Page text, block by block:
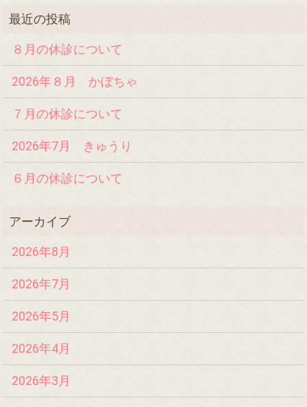
８月の休診について
2026年８月 かぼちゃ
７月の休診について
2026年7月 きゅうり
６月の休診について
2026年8月
2026年7月
2026年5月
2026年4月
2026年3月